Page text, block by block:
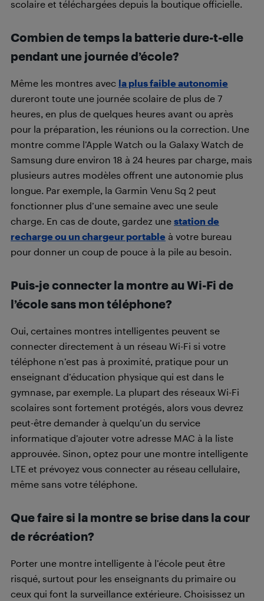
scolaire et téléchargées depuis la boutique officielle.
Combien de temps la batterie dure-t-elle
pendant une journée d’école?
Même les montres avec la plus faible autonomie
dureront toute une journée scolaire de plus de 7
heures, en plus de quelques heures avant ou après
pour la préparation, les réunions ou la correction. Une
montre comme l’Apple Watch ou la Galaxy Watch de
Samsung dure environ 18 à 24 heures par charge, mais
plusieurs autres modèles offrent une autonomie plus
longue. Par exemple, la Garmin Venu Sq 2 peut
fonctionner plus d’une semaine avec une seule
charge. En cas de doute, gardez une station de
recharge ou un chargeur portable à votre bureau
pour donner un coup de pouce à la pile au besoin.
Puis-je connecter la montre au Wi-Fi de
l’école sans mon téléphone?
Oui, certaines montres intelligentes peuvent se
connecter directement à un réseau Wi-Fi si votre
téléphone n’est pas à proximité, pratique pour un
enseignant d’éducation physique qui est dans le
gymnase, par exemple. La plupart des réseaux Wi-Fi
scolaires sont fortement protégés, alors vous devrez
peut-être demander à quelqu’un du service
informatique d’ajouter votre adresse MAC à la liste
approuvée. Sinon, optez pour une montre intelligente
LTE et prévoyez vous connecter au réseau cellulaire,
même sans votre téléphone.
Que faire si la montre se brise dans la cour
de récréation?
Porter une montre intelligente à l’école peut être
risqué, surtout pour les enseignants du primaire ou
ceux qui font la surveillance extérieure. Choisissez un